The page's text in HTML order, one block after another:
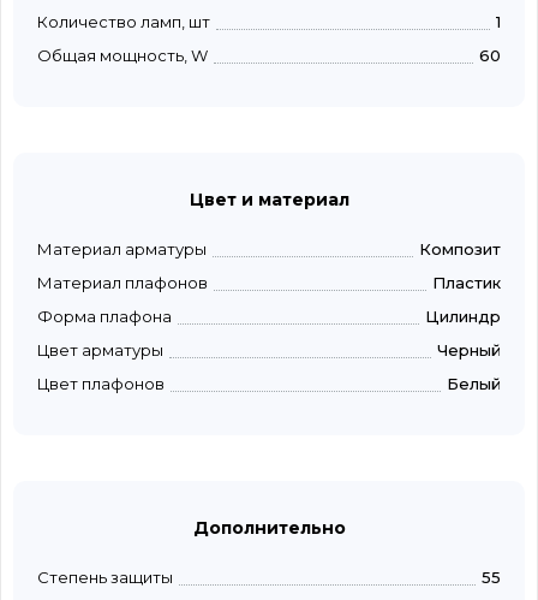
Количество ламп, шт
1
Общая мощность, W
60
Цвет и материал
Материал арматуры
Композит
Материал плафонов
Пластик
Форма плафона
Цилиндр
Цвет арматуры
Черный
Цвет плафонов
Белый
Дополнительно
Степень защиты
55